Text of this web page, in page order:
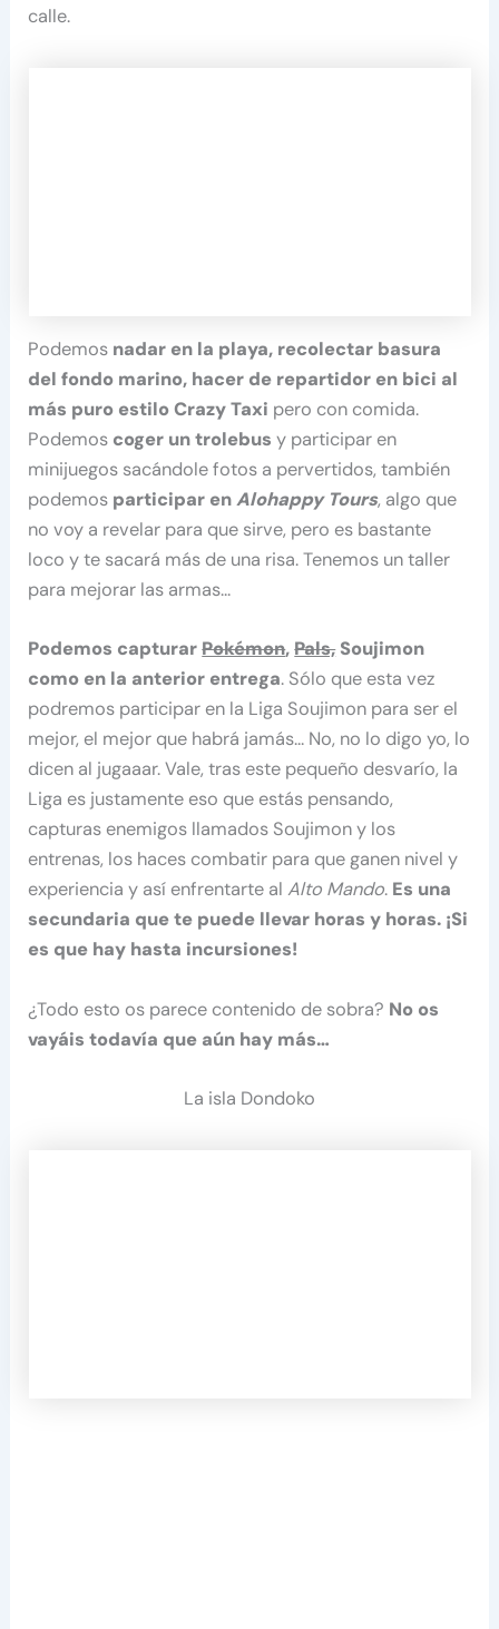
calle.
Podemos nadar en la playa, recolectar basura
del fondo marino, hacer de repartidor en bici al
más puro estilo Crazy Taxi pero con comida.
Podemos coger un trolebus y participar en
minijuegos sacándole fotos a pervertidos, también
podemos participar enAlohappy Tours, algo que
no voy a revelar para que sirve, pero es bastante
loco y te sacará más de una risa. Tenemos un taller
para mejorar las armas…
Podemos capturarPokémon,Pals,Soujimon
como en la anterior entrega. Sólo que esta vez
podremos participar en la Liga Soujimon para ser el
mejor, el mejor que habrá jamás… No, no lo digo yo, lo
dicen al jugaaar. Vale, tras este pequeño desvarío, la
Liga es justamente eso que estás pensando,
capturas enemigos llamados Soujimon y los
entrenas, los haces combatir para que ganen nivel y
experiencia y así enfrentarte alAlto Mando. Es una
secundaria que te puede llevar horas y horas. ¡Si
es que hay hasta incursiones!
¿Todo esto os parece contenido de sobra? No os
vayáis todavía que aún hay más…
La isla Dondoko